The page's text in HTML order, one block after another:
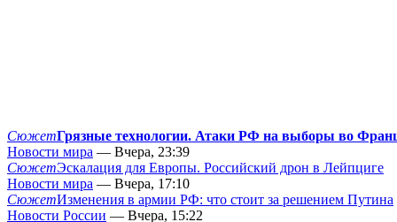
СюжетГрязные технологии. Атаки РФ на выборы во
Новости мира — Вчера, 23:39
СюжетЭскалация для Европы. Российский дрон в Лейпциге
Новости мира — Вчера, 17:10
СюжетИзменения в армии РФ: что стоит за решением Путина
Новости России — Вчера, 15:22